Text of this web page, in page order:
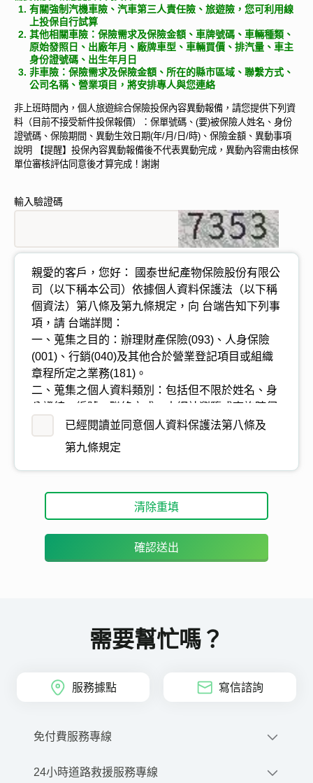
有關強制汽機車險、汽車第三人責任險、旅遊險，您可利用線
上投保自行試算
其他相關車險：保險需求及保險金額、車牌號碼、車輛種類、
原始發照日、出廠年月、廠牌車型、車輛買價、排汽量、車主
身份證號碼、出生年月日
非車險：保險需求及保險金額、所在的縣市區域、聯繫方式、
公司名稱、營業項目，將安排專人與您連絡
非上班時間內，個人旅遊綜合保險投保內容異動報備，請您提供下列資
料（目前不接受新件投保報價）：保單號碼、(要)被保險人姓名、身份
證號碼、保險期間、異動生效日期(年/月/日/時)、保險金額、異動事項
說明 【提醒】投保內容異動報備後不代表異動完成，異動內容需由核保
單位審核評估同意後才算完成！謝謝
輸入驗證碼
親愛的客戶，您好：
國泰世紀產物保險股份有限公
司
（以下稱本公司）依據個人資料保護法（以下稱
個資法）第八條及第九條規定，向 台端告知下列事
項，請 台端詳閱：
一、蒐集之目的：辦理財產保險(093)、人身保險
(001)、行銷(040)及其他合於營業登記項目或組織
章程所定之業務(181)。
二、蒐集之個人資料類別：包括但不限於姓名、身
分證統一編號、聯絡方式、本網站瀏覽或查詢時伺
服器自行產生的相關紀錄（包括但不限於您使用設
備的 IP 位址、使用的瀏覽器、使用時間、瀏覽及
書內容。
三、個人資料之來源（個人資料非由當事人提供間
接蒐集之情形適用）：
託協助處理理賠之公證人或機構 (三)當事人之法定
代理人、輔助人 (四)各醫療院所 (五)與第三人共同
網路銀行帳戶
四、個人資料利用之期間、對象、地區及方式：
支機構、中華民國產物保險商業同業公會、中華民
保險基金、財團法人汽車交通事故特別補償基金、
議中心、財團法人金融聯合徵信中心、財團法人聯
已經閱讀並同意個人資料保護法第八條及
第九條規定
清除重填
確認送出
需要幫忙嗎？
服務據點 寫信諮詢
免付費服務專線
0800-212-880
24小時道路救援服務專線